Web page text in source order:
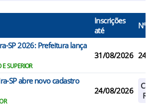
Inscrições
até
N°
SP 2026: Prefeitura lança
SUPERIOR
31/08/2026 248
SP abre novo cadastro
24/08/2026